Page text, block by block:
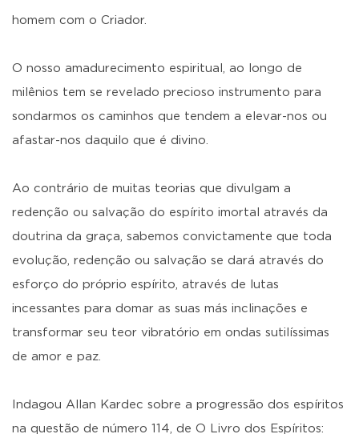
homem com o Criador.
O nosso amadurecimento espiritual, ao longo de
milênios tem se revelado precioso instrumento para
sondarmos os caminhos que tendem a elevar-nos ou
afastar-nos daquilo que é divino.
Ao contrário de muitas teorias que divulgam a
redenção ou salvação do espírito imortal através da
doutrina da graça, sabemos convictamente que toda
evolução, redenção ou salvação se dará através do
esforço do próprio espírito, através de lutas
incessantes para domar as suas más inclinações e
transformar seu teor vibratório em ondas sutilíssimas
de amor e paz.
Indagou Allan Kardec sobre a progressão dos espíritos
na questão de número 114, de O Livro dos Espíritos: